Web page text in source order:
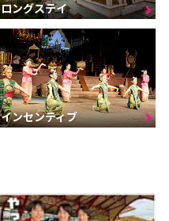
ロングステイ
インセンティブ